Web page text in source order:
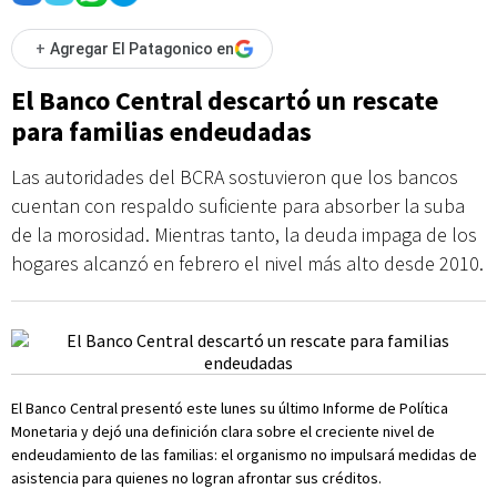
+ Agregar El Patagonico en
El Banco Central descartó un rescate
para familias endeudadas
Las autoridades del BCRA sostuvieron que los bancos
cuentan con respaldo suficiente para absorber la suba
de la morosidad. Mientras tanto, la deuda impaga de los
hogares alcanzó en febrero el nivel más alto desde 2010.
El Banco Central presentó este lunes su último Informe de Política
Monetaria y dejó una definición clara sobre el creciente nivel de
endeudamiento de las familias: el organismo no impulsará medidas de
asistencia para quienes no logran afrontar sus créditos.